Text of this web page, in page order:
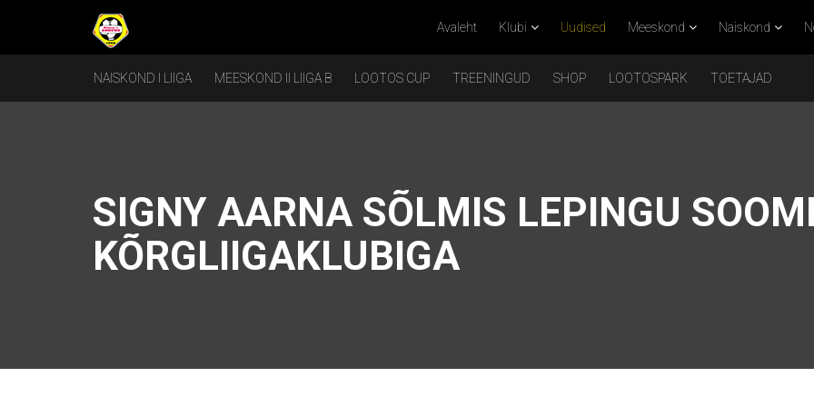
Avaleht Klubi Uudised Meeskond Naiskond
NAISKOND I LIIGA MEESKOND II LIIGA B LOOTOS CUP TREENINGUD SHOP LOOTOSPARK TOETAJAD
SIGNY AARNA SÕLMIS LEPINGU
KÕRGLIIGAKLUBIGA